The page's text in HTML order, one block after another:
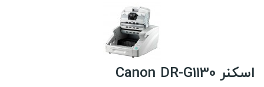
اسکنر Canon DR-G1130